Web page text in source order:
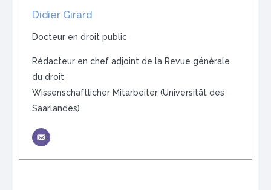
Didier Girard
Docteur en droit public
Rédacteur en chef adjoint de la Revue générale
du droit
Wissenschaftlicher Mitarbeiter (Universität des
Saarlandes)